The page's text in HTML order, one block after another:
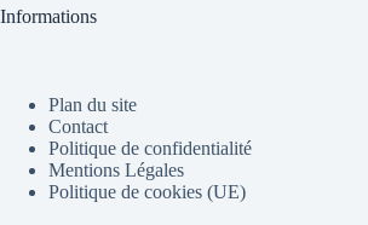
Informations
Plan du site
Contact
Politique de confidentialité
Mentions Légales
Politique de cookies (UE)